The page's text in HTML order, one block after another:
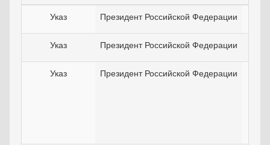
Указ
Президент Российской Федерации
Указ Президент Российской Федерации
Указ Президент Российской Федерации